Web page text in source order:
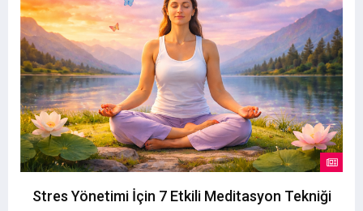
Stres Yönetimi İçin 7 Etkili Meditasyon Tekniği